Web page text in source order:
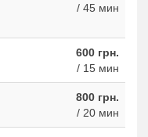
/ 45 мин
600 грн.
/ 15 мин
800 грн.
/ 20 мин